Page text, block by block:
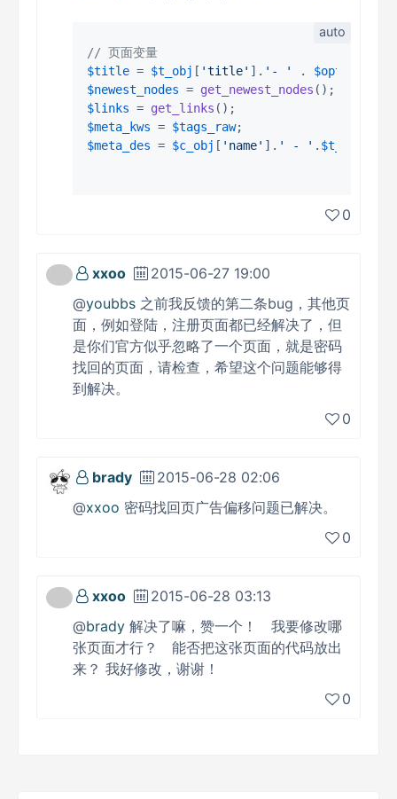
// 页面变量
$title = $t_obj [ 'title' ]. '- ' . $options
$newest_nodes = get_newest_nodes
$links = get_links
$meta_kws = $tags_raw
$meta_des = $c_obj [ 'name' ]. ' - ' . $t_obj
0
xxoo
2015-06-27 19:00
@youbbs 之前我反馈的第二条bug，其他页
面，例如登陆，注册页面都已经解决了，但
是你们官方似乎忽略了一个页面，就是密码
找回的页面，请检查，希望这个问题能够得
到解决。
0
brady
2015-06-28 02:06
@xxoo 密码找回页广告偏移问题已解决。
0
xxoo
2015-06-28 03:13
@brady 解决了嘛，赞一个！ 我要修改哪
张页面才行？ 能否把这张页面的代码放出
来？ 我好修改，谢谢！
0